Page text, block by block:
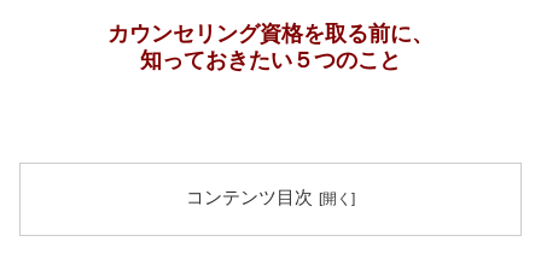
カウンセリング資格を取る前に、
知っておきたい５つのこと
コンテンツ目次